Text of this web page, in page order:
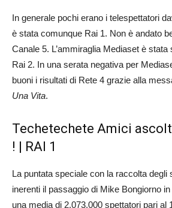
In generale pochi erano i telespettatori
è stata comunque Rai 1. Non è andato
Canale 5. L’ammiraglia Mediaset è
Rai 2. In una serata negativa per
buoni i risultati di Rete 4 grazie alla
Una Vita.
Techetechete Amici
! | RAI 1
La puntata speciale con la raccolta degli
inerenti il passaggio di Mike Bongiorno
una media di 2.073.000 spettatori pari al